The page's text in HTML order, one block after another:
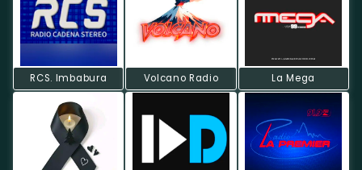
RCS. Imbabura Volcano Radio La Mega